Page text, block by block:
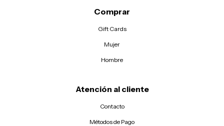
Comprar
Gift Cards
Mujer
Hombre
Atención al cliente
Contacto
Métodos de Pago